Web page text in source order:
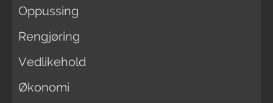
Oppussing
Rengjøring
Vedlikehold
Økonomi